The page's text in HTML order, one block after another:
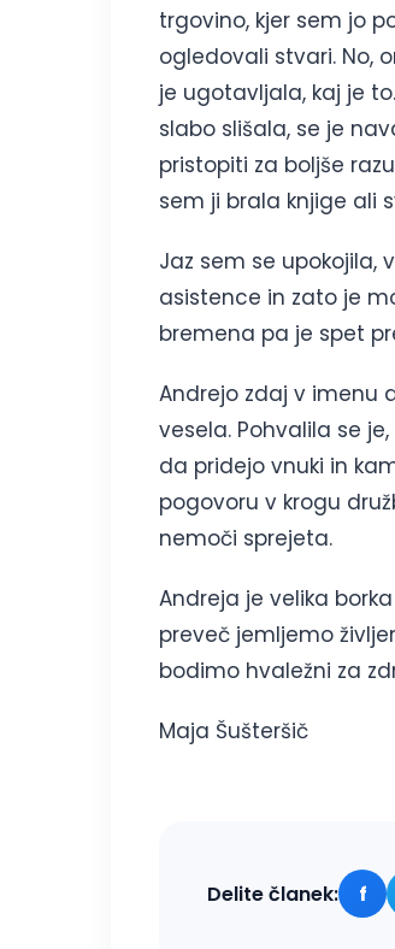
trgovino, kjer sem jo
ogledovali stvari. No,
je ugotavljala, kaj je
slabo slišala, se je
pristopiti za boljše
sem ji brala knjige ali
Jaz sem se upokojila,
asistence in zato je
bremena pa je spet
Andrejo zdaj v imenu
vesela. Pohvalila se
da pridejo vnuki in
pogovoru v krogu
nemoči sprejeta.
Andreja je velika
preveč jemljemo
bodimo hvaležni za
Maja Šušteršič
Delite članek: f